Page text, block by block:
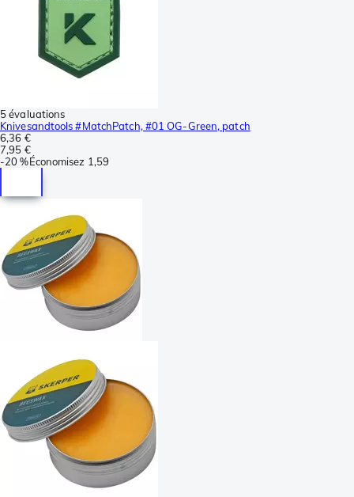
5 évaluations
Knivesandtools #MatchPatch, #01 OG-Green, patch
6,36 €
7,95 €
-20 %Économisez 1,59